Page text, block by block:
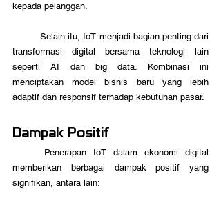
kepada pelanggan.
	Selain itu, IoT menjadi bagian penting dari
transformasi digital bersama teknologi lain
seperti AI dan big data. Kombinasi ini
menciptakan model bisnis baru yang lebih
adaptif dan responsif terhadap kebutuhan pasar.
Dampak Positif
memberikan berbagai dampak positif yang
signifikan, antara lain: